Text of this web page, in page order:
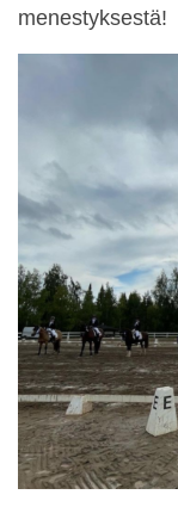
menestyksestä!